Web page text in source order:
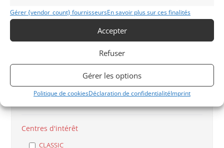
Gérer {vendor_count} fournisseursEn savoir plus sur ces finalités
Accepter
Refuser
Gérer les options
Politique de cookiesDéclaration de confidentialitéImprint
Sélectionner un pays/région…
Particulier Professionnel
Centres d'intérêt
CLASSIC